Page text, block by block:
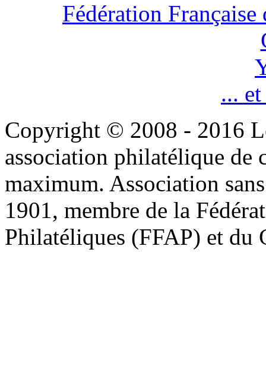
Fédération
...
Copyright © 2008 - 2016
association philatélique de
maximum. Association
1901, membre de la
Philatéliques (FFAP) et du